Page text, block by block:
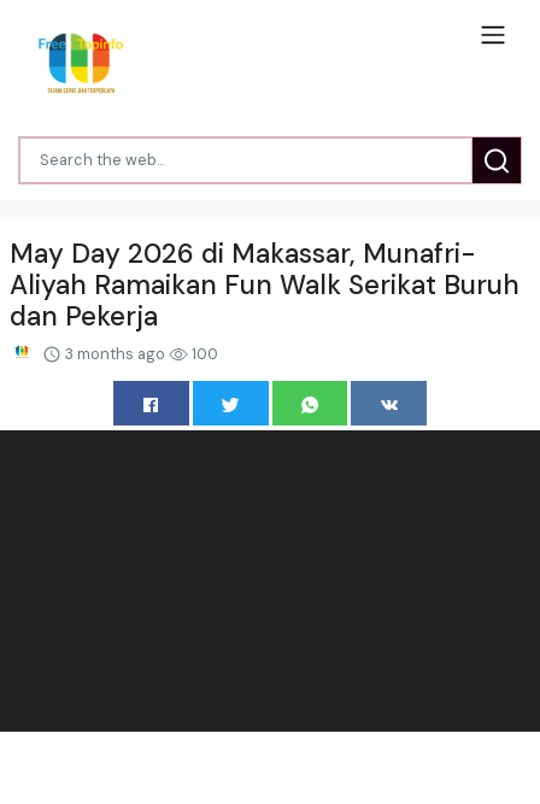
May Day 2026 di Makassar, Munafri-
Aliyah Ramaikan Fun Walk Serikat Buruh
dan Pekerja
3 months ago 100